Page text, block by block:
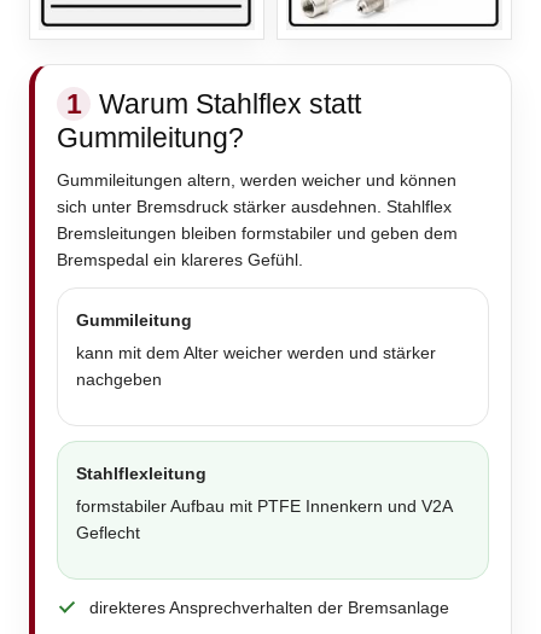
1 Warum Stahlflex statt
Gummileitung?
Gummileitungen altern, werden weicher und können
sich unter Bremsdruck stärker ausdehnen. Stahlflex
Bremsleitungen bleiben formstabiler und geben dem
Bremspedal ein klareres Gefühl.
Gummileitung
kann mit dem Alter weicher werden und stärker
nachgeben
Stahlflexleitung
formstabiler Aufbau mit PTFE Innenkern und V2A
Geflecht
direkteres Ansprechverhalten der Bremsanlage